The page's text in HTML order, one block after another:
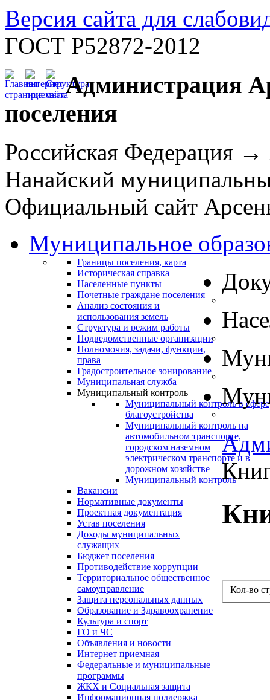
Версия сайта для
ГОСТ Р52872-2012
Администрация
поселения
Российская Федерация
Нанайский
Официальный сайт
Муниципальное
Границы поселения, карта
Историческая справка
Населенные пункты
Почетные граждане поселения
Анализ состояния и
использования земель
Структура и режим работы
Подведомственные организации
Полномочия, задачи, функции,
права
Градостроительное зонирование
Муниципальная служба
Муниципальный контроль
Муниципальный контроль в сфере
благоустройства
Муниципальный контроль на
автомобильном транспорте,
городском наземном
электрическом транспорте и в
дорожном хозяйстве
Муниципальный контроль
Вакансии
Нормативные документы
Проектная документация
Устав поселения
Доходы муниципальных
служащих
Бюджет поселения
Противодействие коррупции
Территориальное общественное
самоуправление
Защита персональных данных
Образование и Здравоохранение
Культура и спорт
ГО и ЧС
Объявления и новости
Интернет приемная
Федеральные и муниципальные
программы
ЖКХ и Социальная защита
Информационная поддержка
Кол-во